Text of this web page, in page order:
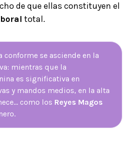
de que ellas constituyen el
total.
conforme se asciende en la
mientras que la
es significativa en
y mandos medios, en la alta
como los Reyes Magos